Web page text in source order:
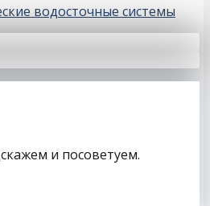
водосточные системы
и посоветуем.